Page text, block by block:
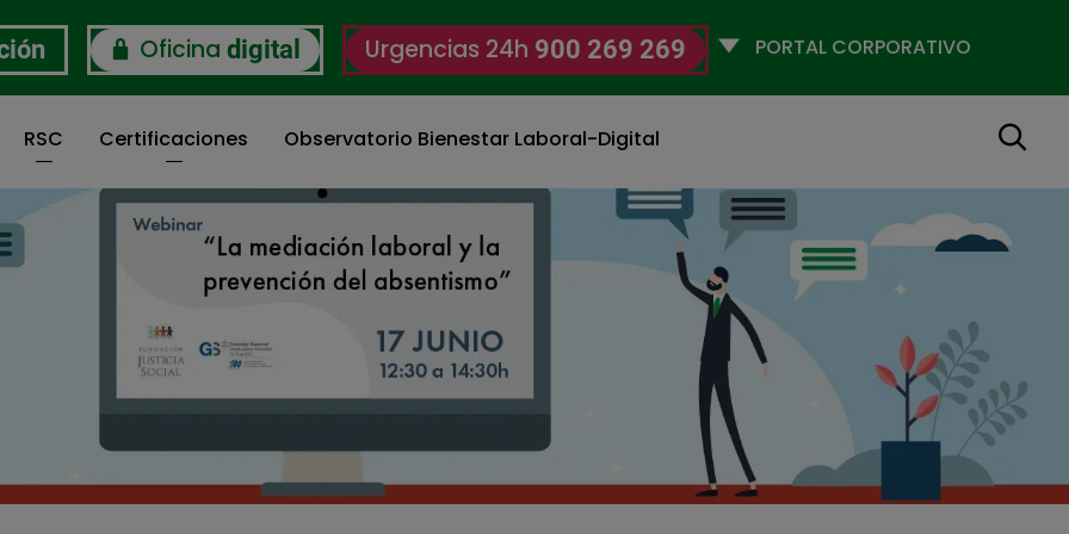
Oficina digital Urgencias 24h 900 269 269
Selecciona
RSC Certificaciones Observatorio Bienestar Laboral-Digital Buscar